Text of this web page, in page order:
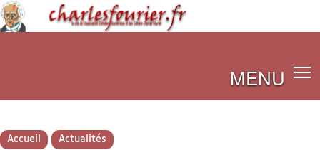
MENU
Accueil Actualités